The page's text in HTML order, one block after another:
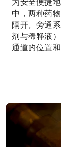
中，两种药
隔开。旁通
剂与稀释液
通道的位置